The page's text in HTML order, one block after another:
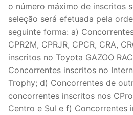
o número máximo de inscritos
seleção será efetuada pela
seguinte forma: a)
CPR2M, CPRJR, CPCR, CRA,
inscritos no Toyota GAZOO
Concorrentes inscritos no
Trophy; d) Concorrentes de
concorrentes inscritos nos
Centro e Sul e f) Concorrentes